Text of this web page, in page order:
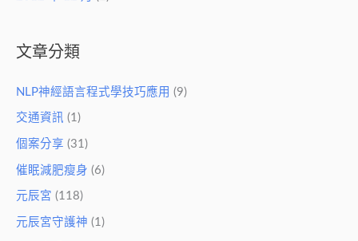
文章分類
NLP神經語言程式學技巧應用 (9)
交通資訊 (1)
個案分享 (31)
催眠減肥瘦身 (6)
元辰宮 (118)
元辰宮守護神 (1)